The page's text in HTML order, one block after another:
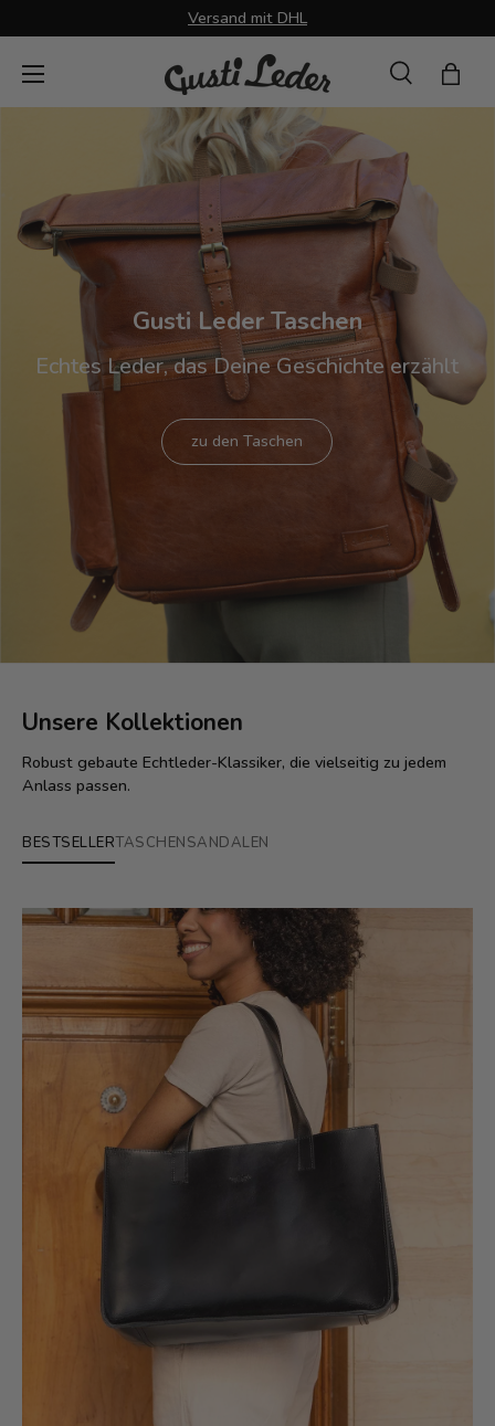
Direkt zum Inhalt
Versand mit DHL
Suchen
Suche
Menü
Gusti Leder Taschen
Echtes Leder, das Deine Geschichte erzählt
zu den Taschen
Unsere Kollektionen
Robust gebaute Echtleder-Klassiker, die vielseitig zu jedem
Anlass passen.
BESTSELLERTASCHENSANDALEN